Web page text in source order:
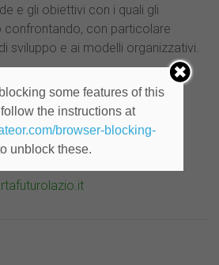
e gli obiettivi con i quali gli
confrontando, con particolare
sviluppo e ai modelli organizzativi.
“Tor Vergata” – Facoltà di
P1
dalle 10:00 alle 15:00
some features of this
the instructions at
browser-blocking-
unblock these.